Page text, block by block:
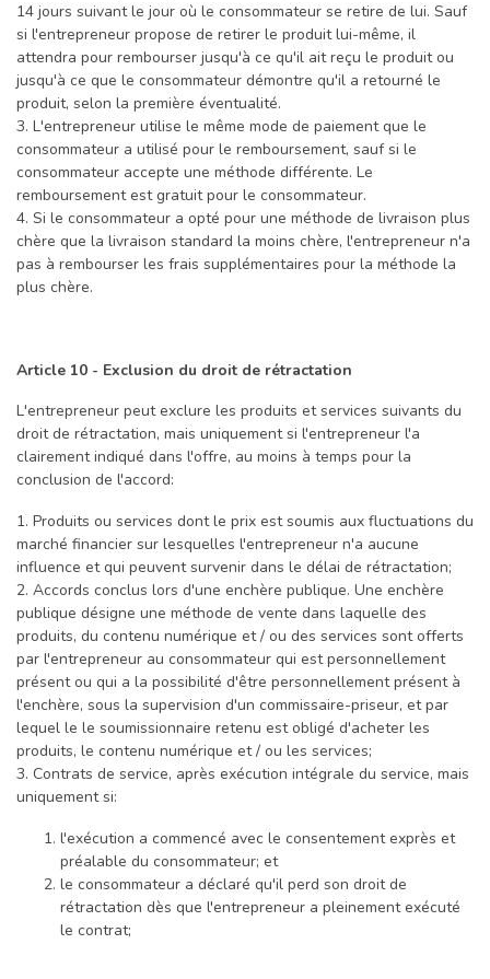
14 jours suivant le jour où le consommateur se retire de lui. Sauf
si l'entrepreneur propose de retirer le produit lui-même, il
attendra pour rembourser jusqu'à ce qu'il ait reçu le produit ou
jusqu'à ce que le consommateur démontre qu'il a retourné le
produit, selon la première éventualité.
3. L'entrepreneur utilise le même mode de paiement que le
consommateur a utilisé pour le remboursement, sauf si le
consommateur accepte une méthode différente. Le
remboursement est gratuit pour le consommateur.
4. Si le consommateur a opté pour une méthode de livraison plus
chère que la livraison standard la moins chère, l'entrepreneur n'a
pas à rembourser les frais supplémentaires pour la méthode la
plus chère.
Article 10 - Exclusion du droit de rétractation
L'entrepreneur peut exclure les produits et services suivants du
droit de rétractation, mais uniquement si l'entrepreneur l'a
clairement indiqué dans l'offre, au moins à temps pour la
conclusion de l'accord:
1. Produits ou services dont le prix est soumis aux fluctuations du
marché financier sur lesquelles l'entrepreneur n'a aucune
influence et qui peuvent survenir dans le délai de rétractation;
2. Accords conclus lors d'une enchère publique. Une enchère
publique désigne une méthode de vente dans laquelle des
produits, du contenu numérique et / ou des services sont offerts
par l'entrepreneur au consommateur qui est personnellement
présent ou qui a la possibilité d'être personnellement présent à
l'enchère, sous la supervision d'un commissaire-priseur, et par
lequel le le soumissionnaire retenu est obligé d'acheter les
produits, le contenu numérique et / ou les services;
3. Contrats de service, après exécution intégrale du service, mais
uniquement si:
l'exécution a commencé avec le consentement exprès et
préalable du consommateur; et
le consommateur a déclaré qu'il perd son droit de
rétractation dès que l'entrepreneur a pleinement exécuté
le contrat;